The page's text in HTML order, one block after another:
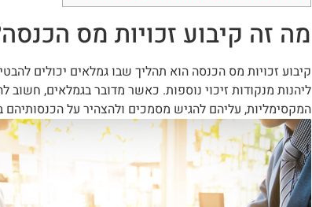
מה זה קיבוע זכויות מס
קיבוע זכויות מס הכנסה הוא תהליך שבו גמלאים יכולים
ליהנות מנקודות זיכוי נוספות. כאשר מדובר בגמלאים, חשוב
המקסימליות, עליהם להגיש מסמכים ולהצהיר על הכנסותיהם